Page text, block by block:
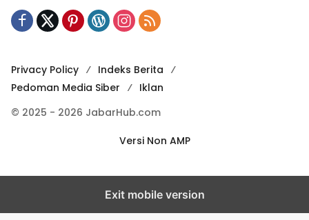
Privacy Policy
Indeks Berita
Pedoman Media Siber
Iklan
© 2025 - 2026 JabarHub.com
Versi Non AMP
Exit mobile version